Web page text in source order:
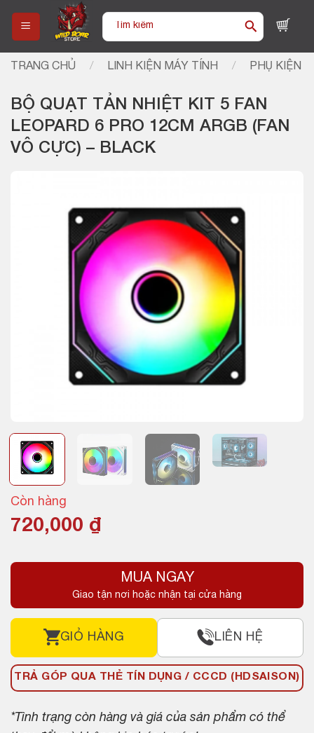
content
Tìm
TRANG CHỦ / LINH KIỆN MÁY TÍNH / PHỤ KIỆN
BỘ QUẠT TẢN NHIỆT KIT 5 FAN
LEOPARD 6 PRO 12CM ARGB (FAN
VÔ CỰC) – BLACK
Còn hàng
720,000 ₫
MUA NGAY
Giao tận nơi hoặc nhận tại cửa hàng
GIỎ HÀNG LIÊN HỆ
TRẢ GÓP QUA THẺ TÍN DỤNG / CCCD (HDSAISON)
*Tình trạng còn hàng và giá của sản phẩm có thể